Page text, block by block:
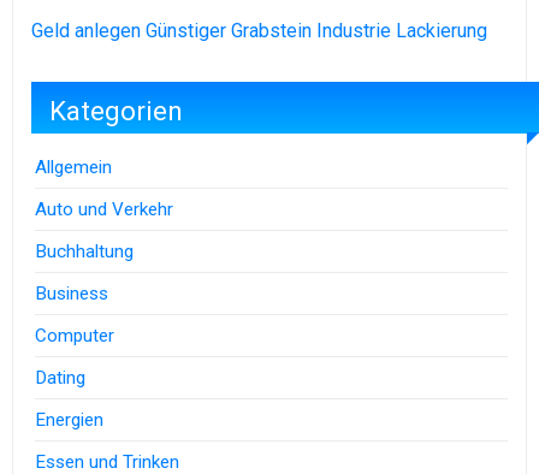
Geld anlegen Günstiger Grabstein Industrie Lackierung
Kategorien
Allgemein
Auto und Verkehr
Buchhaltung
Business
Computer
Dating
Energien
Essen und Trinken